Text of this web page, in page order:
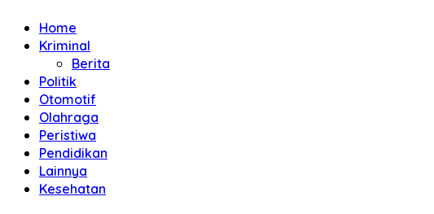
Home
Kriminal
Berita
Politik
Otomotif
Olahraga
Peristiwa
Pendidikan
Lainnya
Kesehatan